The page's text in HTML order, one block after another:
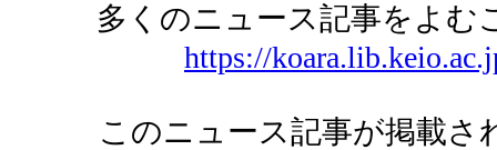
多くのニュース記事をよむ
https://
このニュース記事が掲載さ